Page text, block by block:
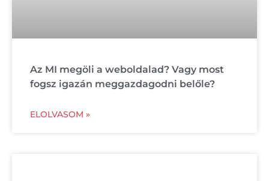
Az MI megöli a weboldalad? Vagy most
fogsz igazán meggazdagodni belőle?
ELOLVASOM »